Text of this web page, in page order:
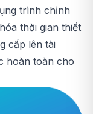
trình chỉnh
thời gian thiết
cấp lên tài
hoàn toàn cho